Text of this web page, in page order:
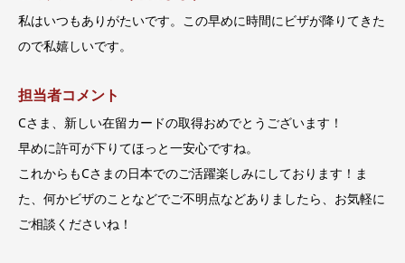
私はいつもありがたいです。この早めに時間にビザが降りてきた
ので私嬉しいです。
担当者コメント
Cさま、新しい在留カードの取得おめでとうございます！
早めに許可が下りてほっと一安心ですね。
これからもCさまの日本でのご活躍楽しみにしております！ま
た、何かビザのことなどでご不明点などありましたら、お気軽に
ご相談くださいね！